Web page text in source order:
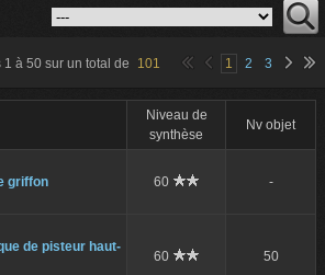
1 à 50 sur un total de 101 1 2 3
Niveau de
synthèse
Nv objet
griffon 60 -
de pisteur haut-
60 50